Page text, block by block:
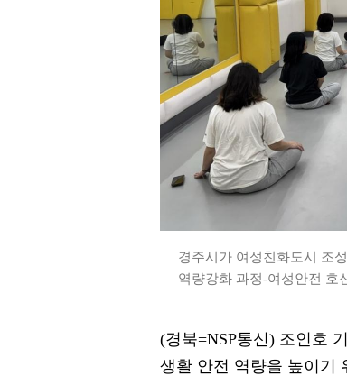
경주시가 여성친화도시 조
역량강화 과정-여성안전 호
(경북=NSP통신) 조인호
생활 안전 역량을 높이기